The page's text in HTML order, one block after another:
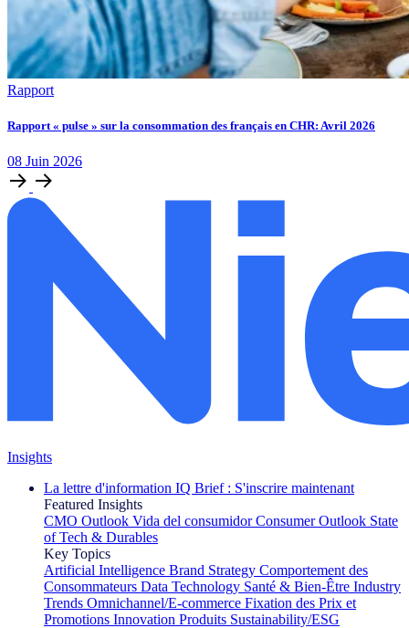
Rapport
Rapport « pulse » sur la consommation des français en CHR: Avril 2026
08 Juin 2026
Insights
La lettre d'information IQ Brief : S'inscrire maintenant
Featured Insights
CMO Outlook Vida del consumidor Consumer Outlook State
of Tech & Durables
Key Topics
Artificial Intelligence Brand Strategy Comportement des
Consommateurs Data Technology Santé & Bien-Être Industry
Trends Omnichannel/E-commerce Fixation des Prix et
Promotions Innovation Produits Sustainability/ESG